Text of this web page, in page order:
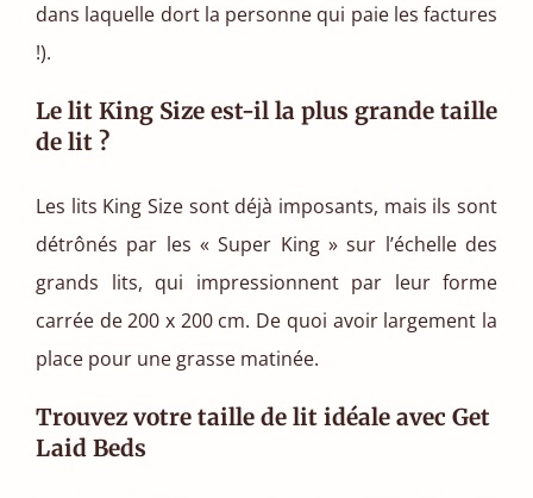
dans laquelle dort la personne qui paie les factures
!).
Le lit King Size est-il la plus grande taille
de lit ?
Les lits King Size sont déjà imposants, mais ils sont
détrônés par les « Super King » sur l’échelle des
grands lits, qui impressionnent par leur forme
carrée de 200 x 200 cm. De quoi avoir largement la
place pour une grasse matinée.
Trouvez votre taille de lit idéale avec Get
Laid Beds